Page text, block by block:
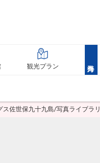
観光プラン
ス佐世保九十九島/写真ライブラリ